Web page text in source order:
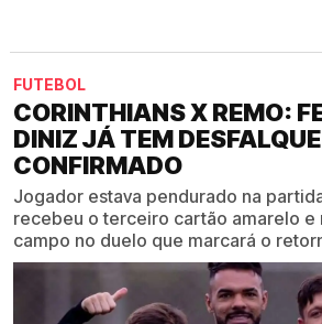
FUTEBOL
CORINTHIANS X REMO:
DINIZ JÁ TEM DESFALQUE
CONFIRMADO
Jogador estava pendurado na
recebeu o terceiro cartão amarelo e
campo no duelo que marcará o